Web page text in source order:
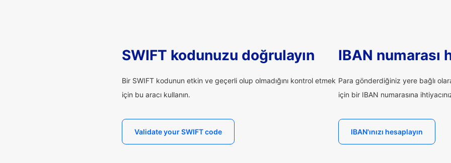
SWIFT kodunuzu doğrulayın
Bir SWIFT kodunun etkin ve geçerli olup olmadığını kontrol etmek
için bu aracı kullanın.
Validate your SWIFT code
IBAN numarası
Para gönderdiğiniz yere bağlı
için bir IBAN numarasına
IBAN'ınızı hesaplayın